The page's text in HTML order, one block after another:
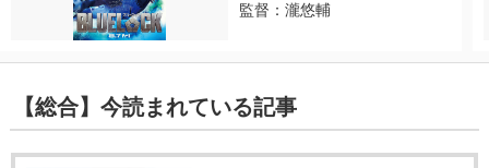
監督：瀧悠輔
【総合】今読まれている記事